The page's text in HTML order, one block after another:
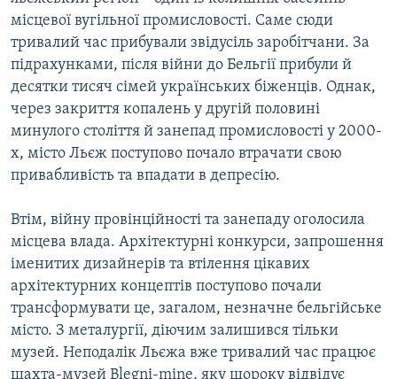
місцевої вугільної промисловості. Саме сюди
тривалий час прибували звідусіль заробітчани. За
підрахунками, після війни до Бельгії прибули й
десятки тисяч сімей українських біженців. Однак,
через закриття копалень у другій половині
минулого століття й занепад промисловості у 2000-
х, місто Льєж поступово почало втрачати свою
привабливість та впадати в депресію.
Втім, війну провінційності та занепаду оголосила
місцева влада. Архітектурні конкурси, запрошення
іменитих дизайнерів та втілення цікавих
архітектурних концептів поступово почали
трансформувати це, загалом, незначне бельгійське
місто. З металургії, діючим залишився тільки
музей. Неподалік Льєжа вже тривалий час працює
шахта-музей Blegni-mine, яку щороку відвідує